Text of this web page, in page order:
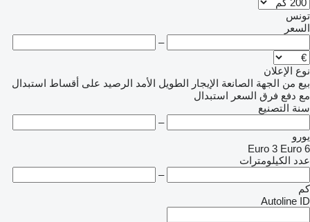
تونس
السعر
–
نوع الإعلان
بيع من الجهة الصانعة الإيجار الطويل الأمد الرصيد على أقساط استبدال
مع دفع فرق السعر استبدال
سنة التصنيع
–
يورو
Euro 3 Euro 6
عدد الكيلومترات
–
كم
Autoline ID